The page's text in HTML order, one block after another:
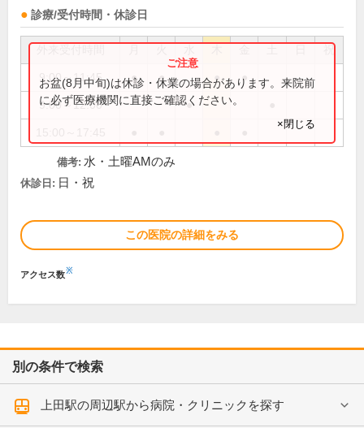
診療/受付時間・休診日
祝
9:00～11:45 ● ● ● ●
9:00～12:00 ●
お盆(8月中旬)は休診・休業の場合があります。来院前
に必ず医療機関に直接ご確認ください。
×閉じる
備考: 水・土曜AMのみ
休診日: 日・祝
この医院の詳細をみる
アクセス数※
別の条件で検索
上田駅の周辺駅から病院・クリニックを探す